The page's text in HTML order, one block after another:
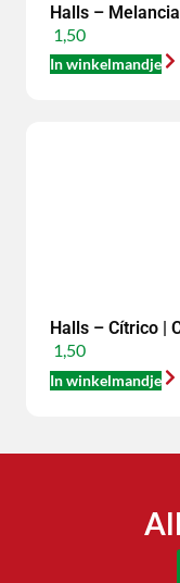
Halls –
1,50
In winkelmandje
Halls – Cítrico |
1,50
In winkelmandje